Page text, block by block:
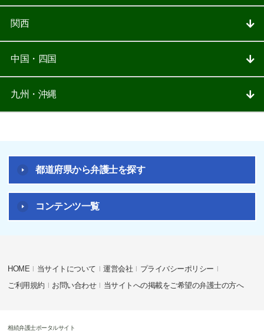
関西
中国・四国
九州・沖縄
都道府県から弁護士を探す
コンテンツ一覧
HOME 当サイトについて 運営会社
プライバシーポリシー
ご利用規約
お問い合わせ 当サイトへの掲載をご希望の弁護士の方へ
相続弁護士ポータルサイト